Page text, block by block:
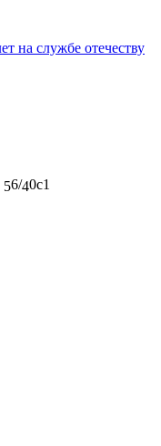
56/40с1